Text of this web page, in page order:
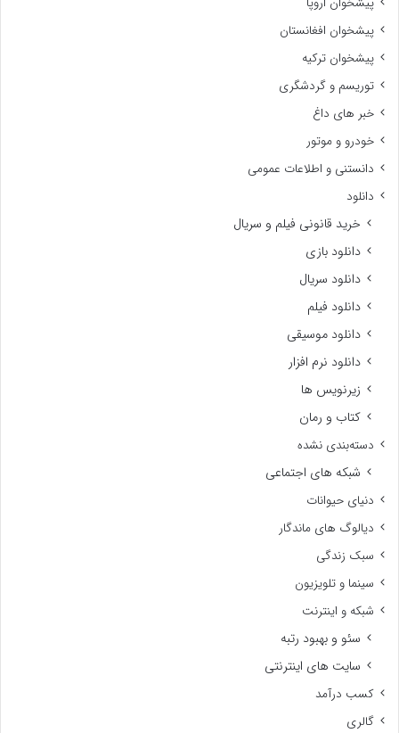
پیشخوان افغانستان
پیشخوان ترکیه
توریسم و گردشگری
خبر های داغ
خودرو و موتور
دانستنی و اطلاعات عمومی
دانلود
خرید قانونی فیلم و سریال
دانلود بازی
دانلود سریال
دانلود فیلم
دانلود موسیقی
دانلود نرم افزار
زیرنویس ها
کتاب و رمان
دسته‌بندی نشده
شبکه های اجتماعی
دنیای حیوانات
دیالوگ های ماندگار
سبک زندگی
سینما و تلویزیون
شبکه و اینترنت
سئو و بهبود رتبه
سایت های اینترنتی
کسب درآمد
گالری